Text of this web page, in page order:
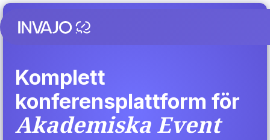
Komplett
konferensplattform för
Akademiska Event